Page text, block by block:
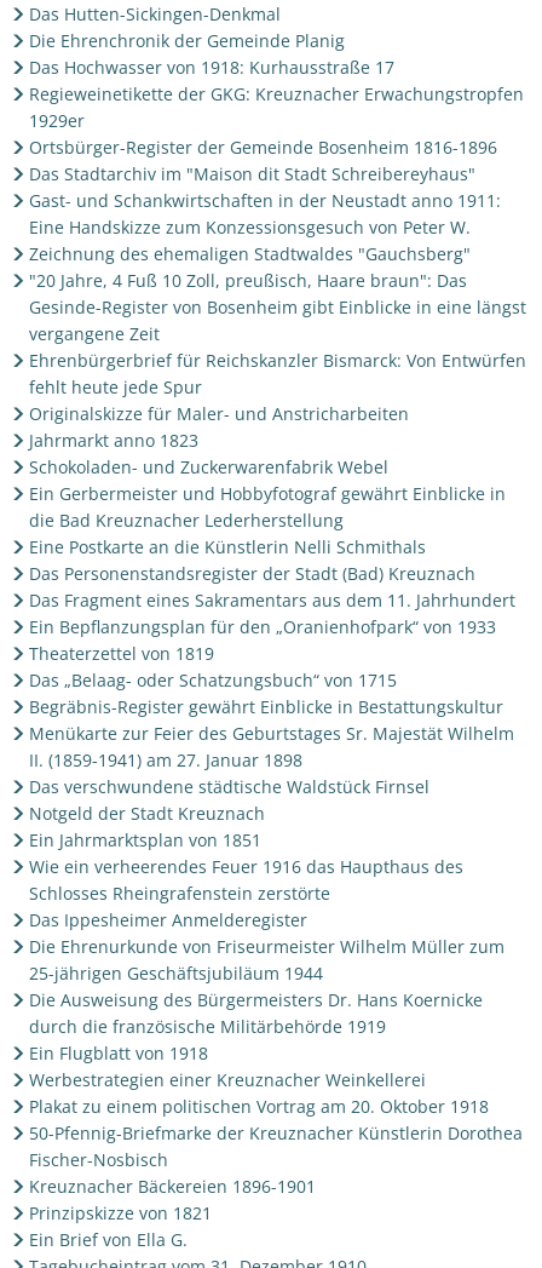
Das Hutten-Sickingen-Denkmal
Die Ehrenchronik der Gemeinde Planig
Das Hochwasser von 1918: Kurhausstraße 17
Regieweinetikette der GKG: Kreuznacher Erwachungstropfen
1929er
Ortsbürger-Register der Gemeinde Bosenheim 1816-1896
Das Stadtarchiv im "Maison dit Stadt Schreibereyhaus"
Gast- und Schankwirtschaften in der Neustadt anno 1911:
Eine Handskizze zum Konzessionsgesuch von Peter W.
Zeichnung des ehemaligen Stadtwaldes "Gauchsberg"
"20 Jahre, 4 Fuß 10 Zoll, preußisch, Haare braun": Das
Gesinde-Register von Bosenheim gibt Einblicke in eine längst
vergangene Zeit
Ehrenbürgerbrief für Reichskanzler Bismarck: Von Entwürfen
fehlt heute jede Spur
Originalskizze für Maler- und Anstricharbeiten
Jahrmarkt anno 1823
Schokoladen- und Zuckerwarenfabrik Webel
Ein Gerbermeister und Hobbyfotograf gewährt Einblicke in
die Bad Kreuznacher Lederherstellung
Eine Postkarte an die Künstlerin Nelli Schmithals
Das Personenstandsregister der Stadt (Bad) Kreuznach
Das Fragment eines Sakramentars aus dem 11. Jahrhundert
Ein Bepflanzungsplan für den „Oranienhofpark“ von 1933
Theaterzettel von 1819
Das „Belaag- oder Schatzungsbuch“ von 1715
Begräbnis-Register gewährt Einblicke in Bestattungskultur
Menükarte zur Feier des Geburtstages Sr. Majestät Wilhelm
II. (1859-1941) am 27. Januar 1898
Das verschwundene städtische Waldstück Firnsel
Notgeld der Stadt Kreuznach
Ein Jahrmarktsplan von 1851
Wie ein verheerendes Feuer 1916 das Haupthaus des
Schlosses Rheingrafenstein zerstörte
Das Ippesheimer Anmelderegister
Die Ehrenurkunde von Friseurmeister Wilhelm Müller zum
25-jährigen Geschäftsjubiläum 1944
Die Ausweisung des Bürgermeisters Dr. Hans Koernicke
durch die französische Militärbehörde 1919
Ein Flugblatt von 1918
Werbestrategien einer Kreuznacher Weinkellerei
Plakat zu einem politischen Vortrag am 20. Oktober 1918
50-Pfennig-Briefmarke der Kreuznacher Künstlerin Dorothea
Fischer-Nosbisch
Kreuznacher Bäckereien 1896-1901
Prinzipskizze von 1821
Ein Brief von Ella G.